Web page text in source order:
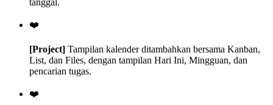
tanggal.
❤️
[Project] Tampilan kalender ditambahkan bersama Kanban,
List, dan Files, dengan tampilan Hari Ini, Mingguan, dan
pencarian tugas.
❤️